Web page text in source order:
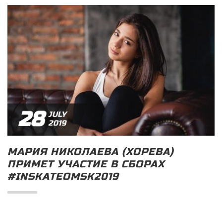
28 JULY
2019
МАРИЯ НИКОЛАЕВА (ХОРЕВА)
ПРИМЕТ УЧАСТИЕ В СБОРАХ
#INSKATEOMSK2019